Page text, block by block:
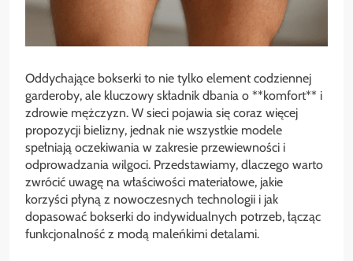
Oddychające bokserki to nie tylko element codziennej
garderoby, ale kluczowy składnik dbania o **komfort** i
zdrowie mężczyzn. W sieci pojawia się coraz więcej
propozycji bielizny, jednak nie wszystkie modele
spełniają oczekiwania w zakresie przewiewności i
odprowadzania wilgoci. Przedstawiamy, dlaczego warto
zwrócić uwagę na właściwości materiałowe, jakie
korzyści płyną z nowoczesnych technologii i jak
dopasować bokserki do indywidualnych potrzeb, łącząc
funkcjonalność z modą maleńkimi detalami.